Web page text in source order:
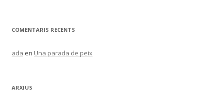
COMENTARIS RECENTS
ada en Una parada de peix
ARXIUS